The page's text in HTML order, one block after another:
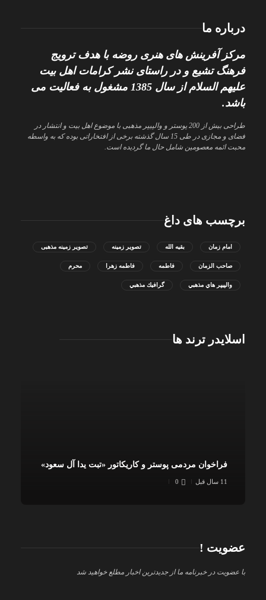
درباره ما
مرکز آفرینش های هنری روضه با هدف ترویج
فرهنگ تشیع و در راستای نشر کرامات اهل بیت
علیهم السلام از سال 1385 مشغول به فعالیت می
باشد.
طراحی بیش از 200 پوستر و والپیپر مذهبی با موضوع اهل بیت و انتشار در
فضای و مجازی در طی 15 سال گذشته برخی از افتخاراتی بوده که به واسطه
محبت ائمه معصومین شامل حال ما گردیده است.
برچسب های داغ
امام زمان بقیه الله تصویر زمینه تصویر زمینه مذهبی
صاحب الزمان فاطمه فاطمه زهرا محرم
والپيپر هاي مذهبي گرافيك مذهبي
اسلایدر ترند ها
فراخوان مردمی پوستر و کاریکاتور «تبت یدا آل سعود»
11 سال قبل 0
عضویت !
با عضویت در خبرنامه ما از جدیدترین اخبار مطلع خواهید شد